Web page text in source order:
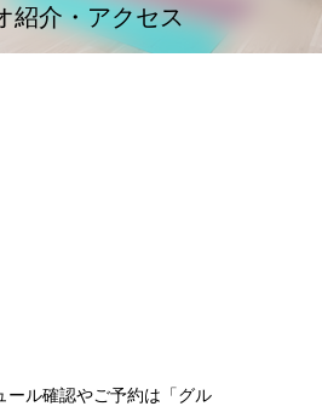
紹介・アクセス
ール確認やご予約は「グル